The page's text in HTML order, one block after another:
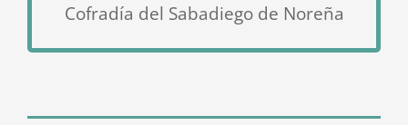
Cofradía del Sabadiego de Noreña